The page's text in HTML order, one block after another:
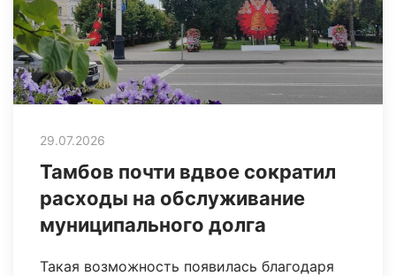
29.07.2026
Тамбов почти вдвое сократил
расходы на обслуживание
муниципального долга
Такая возможность появилась благодаря